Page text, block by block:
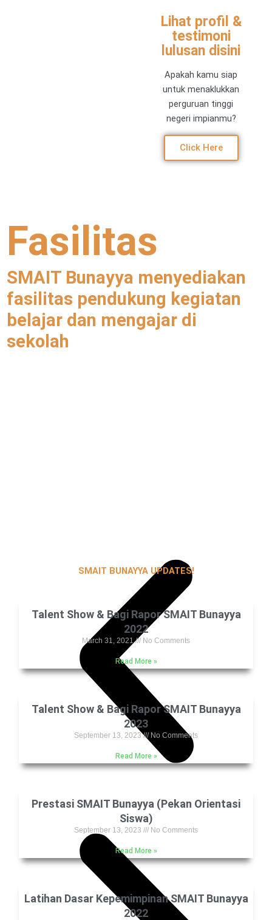
Lihat profil &
testimoni
lulusan disini
Apakah kamu siap
untuk menaklukkan
perguruan tinggi
negeri impianmu?
Click Here
Fasilitas
SMAIT Bunayya menyediakan
fasilitas pendukung kegiatan
belajar dan mengajar di
sekolah
SMAIT BUNAYYA UPDATES!
Talent Show & Bagi Rapor SMAIT Bunayya
2022
March 31, 2021 No Comments
Read More »
Talent Show & Bagi Rapor SMAIT Bunayya
2023
September 13, 2023 No Comments
Read More »
Prestasi SMAIT Bunayya (Pekan Orientasi
Siswa)
September 13, 2023 No Comments
Read More »
Latihan Dasar Kepemimpinan SMAIT Bunayya
2022